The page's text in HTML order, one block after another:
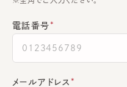
電話番号
メールアドレス